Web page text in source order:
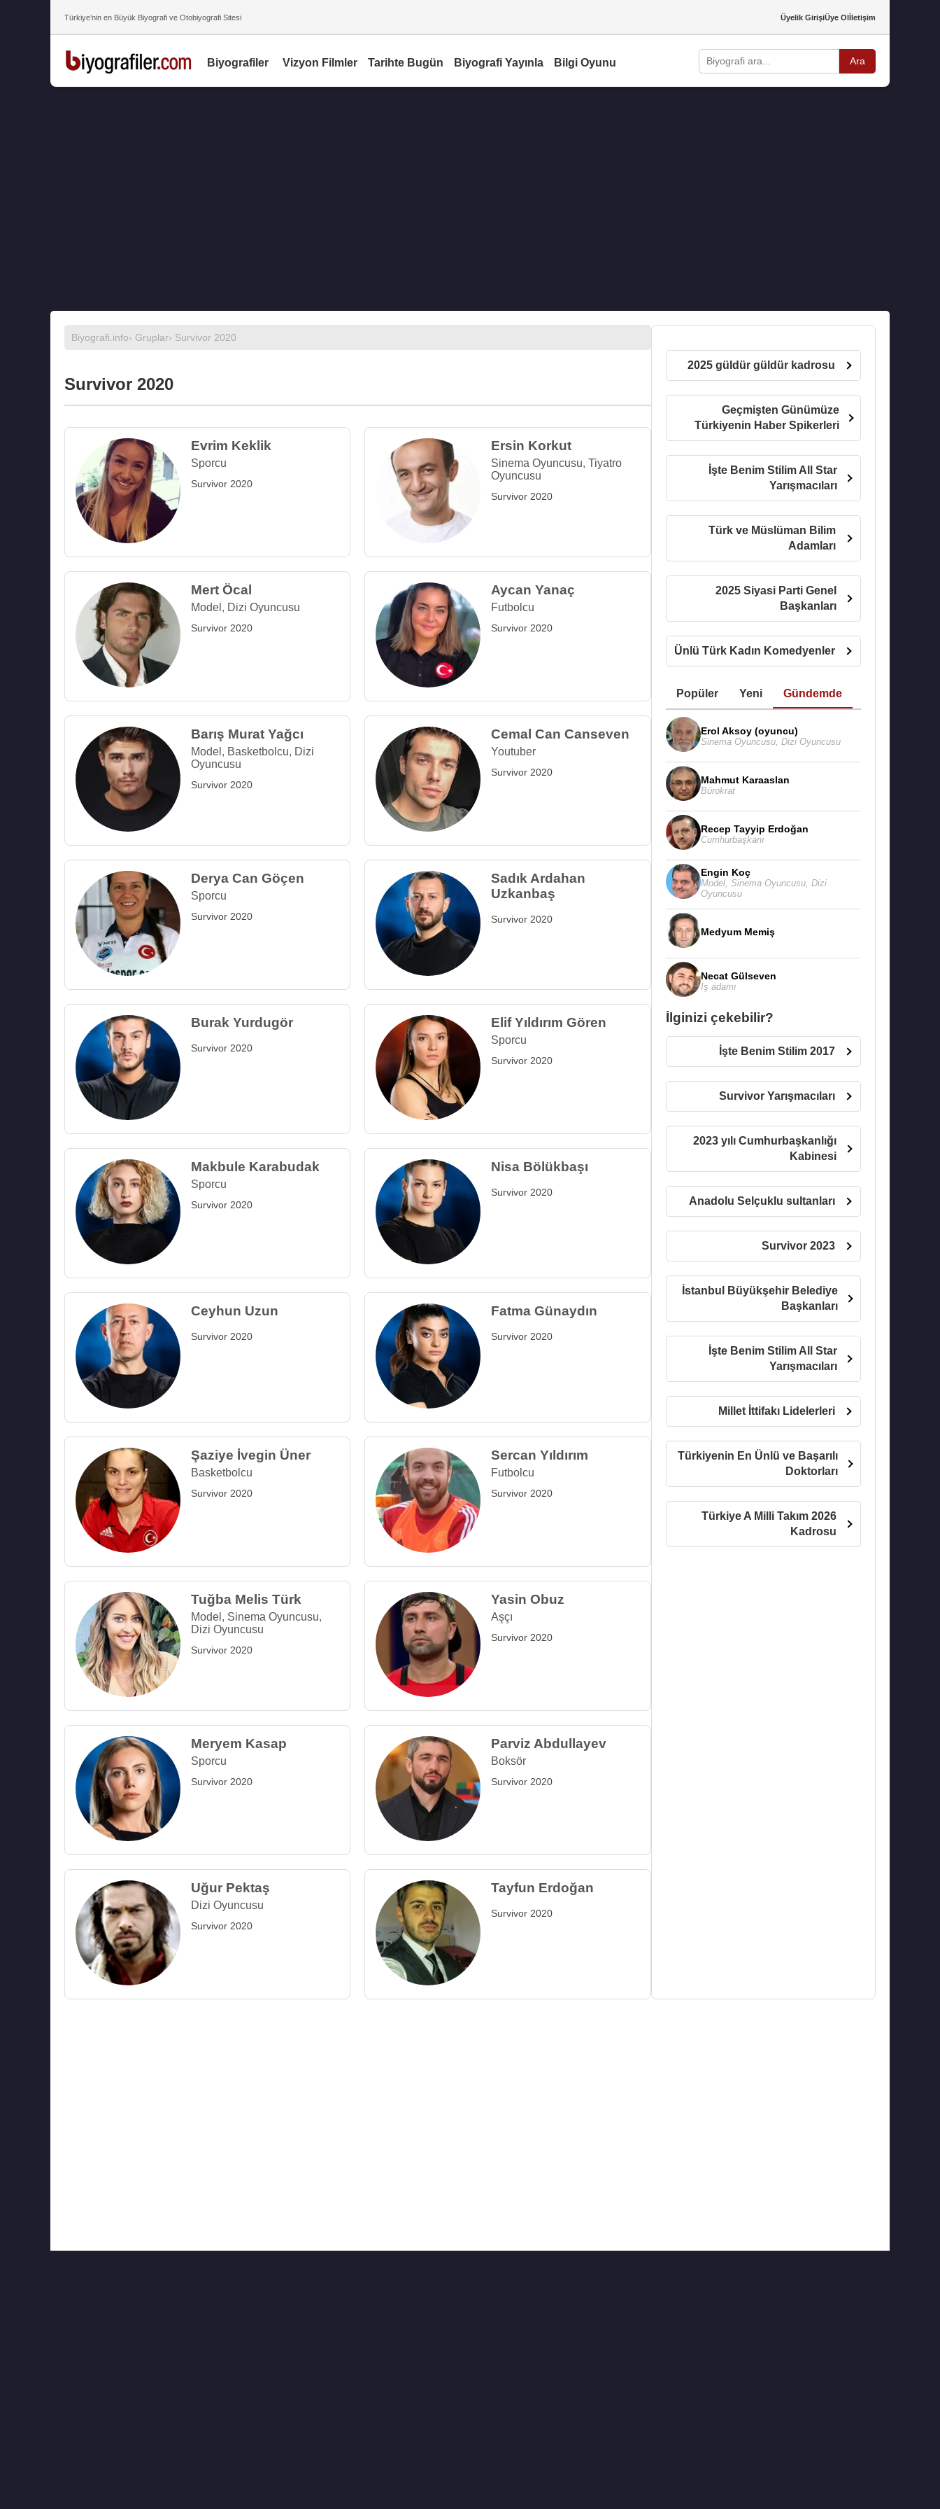
Türkiye’nin en Büyük Biyografi ve Otobiyografi Sitesi Üyelik GirişiÜye Olİletişim
Biyografiler Vizyon Filmler Tarihte Bugün Biyografi Yayınla Bilgi Oyunu Ara
Biyografi.info› Gruplar› Survivor 2020
Survivor 2020
Evrim Keklik
Sporcu
Survivor 2020
Ersin Korkut
Sinema Oyuncusu,Tiyatro
Oyuncusu
Survivor 2020
Mert Öcal
Model , Dizi Oyuncusu
Survivor 2020
Aycan Yanaç
Futbolcu
Survivor 2020
Barış Murat Yağcı
Model , Basketbolcu, Dizi
Oyuncusu
Survivor 2020
Cemal Can Canseven
Youtuber
Survivor 2020
Derya Can Göçen
Sporcu
Survivor 2020
Sadık Ardahan
Uzkanbaş
Survivor 2020
Burak Yurdugör
Survivor 2020
Elif Yıldırım Gören
Sporcu
Survivor 2020
Makbule Karabudak
Sporcu
Survivor 2020
Nisa Bölükbaşı
Survivor 2020
Ceyhun Uzun
Survivor 2020
Fatma Günaydın
Survivor 2020
Şaziye İvegin Üner
Basketbolcu
Survivor 2020
Sercan Yıldırım
Futbolcu
Survivor 2020
Tuğba Melis Türk
Model , Sinema Oyuncusu,
Dizi Oyuncusu
Survivor 2020
Yasin Obuz
Aşçı
Survivor 2020
Meryem Kasap
Sporcu
Survivor 2020
Parviz Abdullayev
Boksör
Survivor 2020
Uğur Pektaş
Dizi Oyuncusu
Survivor 2020
Tayfun Erdoğan
Survivor 2020
2025 güldür güldür kadrosu
Geçmişten Günümüze
Türkiyenin Haber Spikerleri
İşte Benim Stilim All Star
Yarışmacıları
Türk ve Müslüman Bilim
Adamları
2025 Siyasi Parti Genel
Başkanları
Ünlü Türk Kadın Komedyenler
Popüler Yeni Gündemde
Erol Aksoy (oyuncu)
Sinema Oyuncusu, Dizi Oyuncusu
Mahmut Karaaslan
Bürokrat
Recep Tayyip Erdoğan
Cumhurbaşkanı
Engin Koç
Model, Sinema Oyuncusu, Dizi
Oyuncusu
Medyum Memiş
Necat Gülseven
İş adamı
İlginizi çekebilir?
İşte Benim Stilim 2017
Survivor Yarışmacıları
2023 yılı Cumhurbaşkanlığı
Kabinesi
Anadolu Selçuklu sultanları
Survivor 2023
İstanbul Büyükşehir Belediye
Başkanları
İşte Benim Stilim All Star
Yarışmacıları
Millet İttifakı Lidelerleri
Türkiyenin En Ünlü ve Başarılı
Doktorları
Türkiye A Milli Takım 2026
Kadrosu